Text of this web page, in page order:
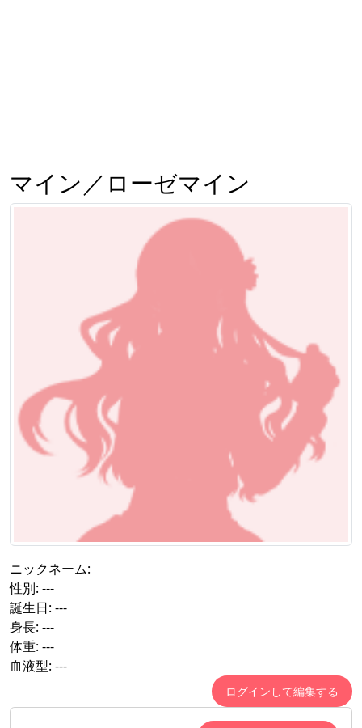
マイン／ローゼマイン
ニックネーム:
性別: ---
誕生日: ---
身長: ---
体重: ---
血液型: ---
ログインして編集する